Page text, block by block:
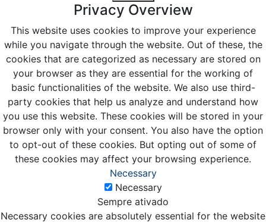
Privacy Overview
This website uses cookies to improve your experience
while you navigate through the website. Out of these, the
cookies that are categorized as necessary are stored on
your browser as they are essential for the working of
basic functionalities of the website. We also use third-
party cookies that help us analyze and understand how
you use this website. These cookies will be stored in your
browser only with your consent. You also have the option
to opt-out of these cookies. But opting out of some of
these cookies may affect your browsing experience.
Necessary
Necessary
Sempre ativado
Necessary cookies are absolutely essential for the website